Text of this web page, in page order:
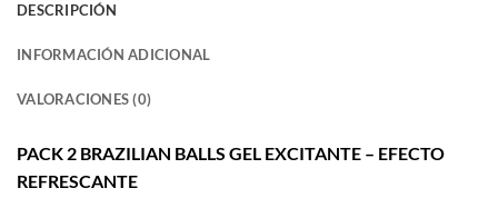
DESCRIPCIÓN
INFORMACIÓN ADICIONAL
VALORACIONES (0)
PACK 2 BRAZILIAN BALLS GEL EXCITANTE – EFECTO
REFRESCANTE